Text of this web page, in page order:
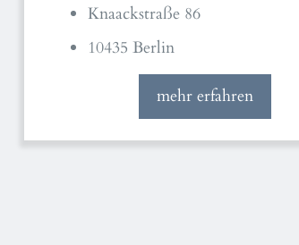
Knaackstraße 86
10435 Berlin
mehr erfahren